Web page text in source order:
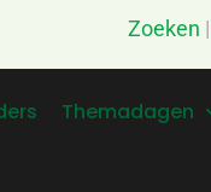
Zoeken |
Themadagen